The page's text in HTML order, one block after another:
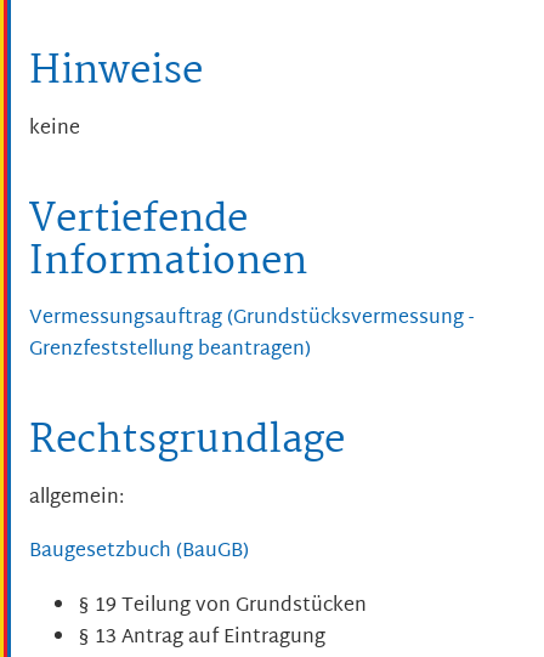
Hinweise
keine
Vertiefende
Informationen
Vermessungsauftrag (Grundstücksvermessung -
Grenzfeststellung beantragen)
Rechtsgrundlage
allgemein:
Baugesetzbuch (BauGB)
§ 19 Teilung von Grundstücken
§ 13 Antrag auf Eintragung